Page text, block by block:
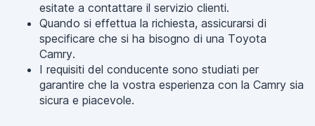
esitate a contattare il servizio clienti.
Quando si effettua la richiesta, assicurarsi di
specificare che si ha bisogno di una Toyota
Camry.
I requisiti del conducente sono studiati per
garantire che la vostra esperienza con la Camry sia
sicura e piacevole.